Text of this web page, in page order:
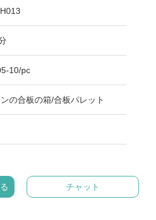
10/pc
の合板の箱/合板パレット
チャット